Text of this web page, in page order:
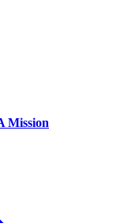
Mission